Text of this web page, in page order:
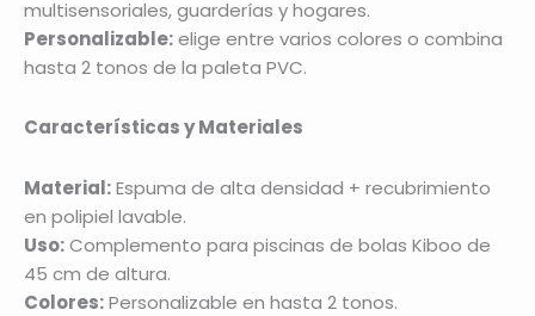
multisensoriales, guarderías y hogares.
Personalizable:elige entre varios colores o combina
hasta 2 tonos de la paleta PVC.
Características y Materiales
Material:Espuma de alta densidad + recubrimiento
en polipiel lavable.
Uso:Complemento para piscinas de bolas Kiboo de
45 cm de altura.
Colores:Personalizable en hasta 2 tonos.